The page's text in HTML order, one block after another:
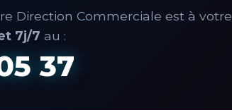
Direction Commerciale est à votre
7j/7 au :
37